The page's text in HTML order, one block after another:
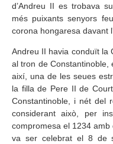
d’Andreu II es trobava
més puixants senyors
corona hongaresa davant
Andreu II havia conduït la
al tron de Constantinoble,
així, una de les seues
la filla de Pere II de
Constantinoble, i nét del
considerant això, per
compromesa el 1234
va ser celebrat el 8 de